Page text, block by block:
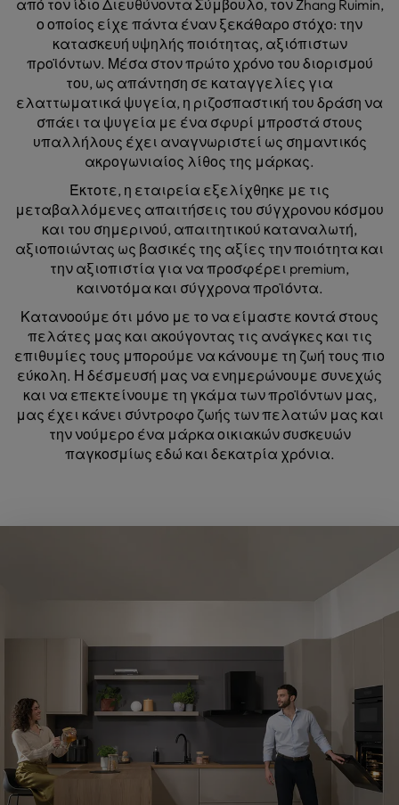
από τον ίδιο Διευθύνοντα Σύμβουλο, τον Zhang Ruimin,
ο οποίος είχε πάντα έναν ξεκάθαρο στόχο: την
κατασκευή υψηλής ποιότητας, αξιόπιστων
προϊόντων. Μέσα στον πρώτο χρόνο του διορισμού
του, ως απάντηση σε καταγγελίες για
ελαττωματικά ψυγεία, η ριζοσπαστική του δράση να
σπάει τα ψυγεία με ένα σφυρί μπροστά στους
υπαλλήλους έχει αναγνωριστεί ως σημαντικός
ακρογωνιαίος λίθος της μάρκας.
Έκτοτε, η εταιρεία εξελίχθηκε με τις
μεταβαλλόμενες απαιτήσεις του σύγχρονου κόσμου
και του σημερινού, απαιτητικού καταναλωτή,
αξιοποιώντας ως βασικές της αξίες την ποιότητα και
την αξιοπιστία για να προσφέρει premium,
καινοτόμα και σύγχρονα προϊόντα.
Κατανοούμε ότι μόνο με το να είμαστε κοντά στους
πελάτες μας και ακούγοντας τις ανάγκες και τις
επιθυμίες τους μπορούμε να κάνουμε τη ζωή τους πιο
εύκολη. Η δέσμευσή μας να ενημερώνουμε συνεχώς
και να επεκτείνουμε τη γκάμα των προϊόντων μας,
μας έχει κάνει σύντροφο ζωής των πελατών μας και
την νούμερο ένα μάρκα οικιακών συσκευών
παγκοσμίως εδώ και δεκατρία χρόνια.